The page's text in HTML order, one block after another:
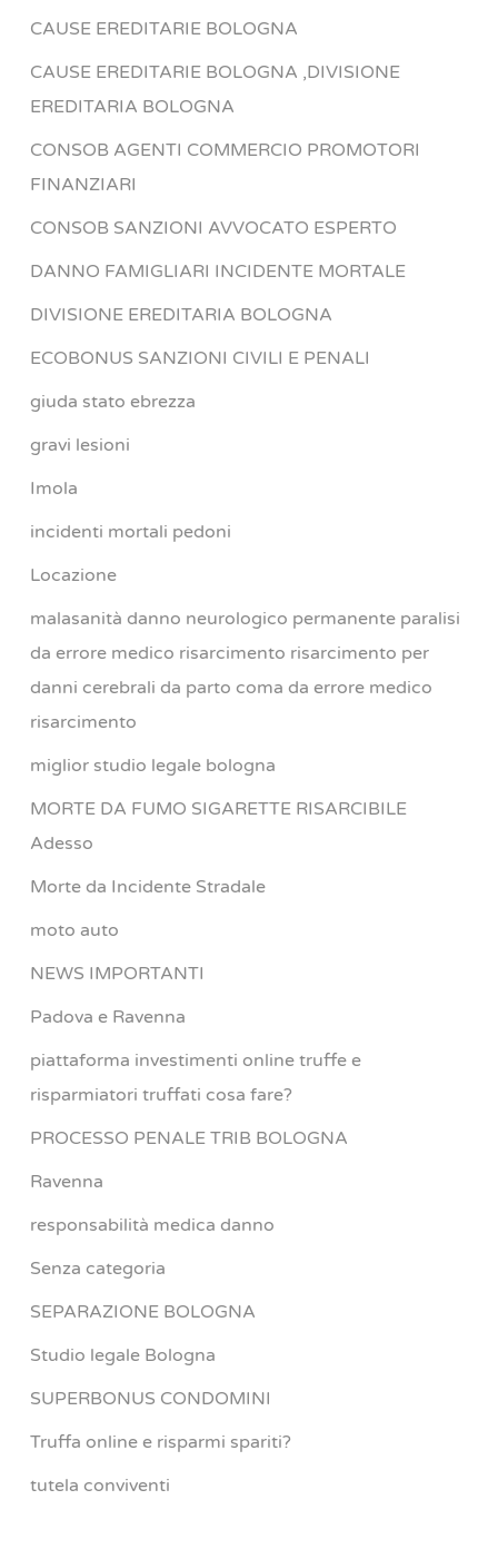
CAUSE EREDITARIE BOLOGNA
CAUSE EREDITARIE BOLOGNA ,DIVISIONE
EREDITARIA BOLOGNA
CONSOB AGENTI COMMERCIO PROMOTORI
FINANZIARI
CONSOB SANZIONI AVVOCATO ESPERTO
DANNO FAMIGLIARI INCIDENTE MORTALE
DIVISIONE EREDITARIA BOLOGNA
ECOBONUS SANZIONI CIVILI E PENALI
giuda stato ebrezza
gravi lesioni
Imola
incidenti mortali pedoni
Locazione
malasanità danno neurologico permanente paralisi
da errore medico risarcimento risarcimento per
danni cerebrali da parto coma da errore medico
risarcimento
miglior studio legale bologna
MORTE DA FUMO SIGARETTE RISARCIBILE
Adesso
Morte da Incidente Stradale
moto auto
NEWS IMPORTANTI
Padova e Ravenna
piattaforma investimenti online truffe e
risparmiatori truffati cosa fare?
PROCESSO PENALE TRIB BOLOGNA
Ravenna
responsabilità medica danno
Senza categoria
SEPARAZIONE BOLOGNA
Studio legale Bologna
SUPERBONUS CONDOMINI
Truffa online e risparmi spariti?
tutela conviventi